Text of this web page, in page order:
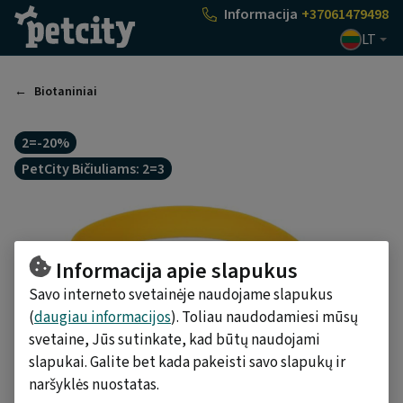
PasirinktiInformacija +37061479498
LT
Biotaniniai
2=-20%
PetCity Bičiuliams: 2=3
Informacija apie slapukus
Savo interneto svetainėje naudojame slapukus
(daugiau informacijos). Toliau naudodamiesi mūsų
svetaine, Jūs sutinkate, kad būtų naudojami
slapukai. Galite bet kada pakeisti savo slapukų ir
naršyklės nuostatas.